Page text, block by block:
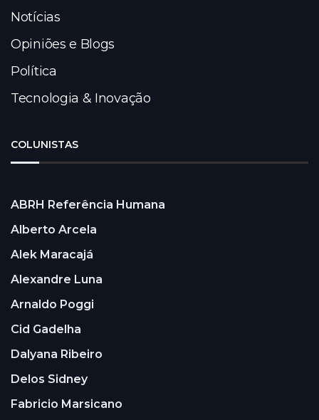
Notícias
Opiniões e Blogs
Política
Tecnologia & Inovação
COLUNISTAS
ABRH Referência Humana
Alberto Arcela
Alek Maracajá
Alexandre Luna
Arnaldo Poggi
Cid Gadelha
Dalyana Ribeiro
Delos Sidney
Fabricio Marsicano